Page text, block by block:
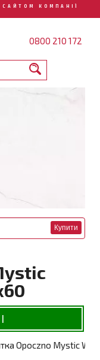
КОМПАНІЇ
0800 210 172
Купити
Opoczno Mystic